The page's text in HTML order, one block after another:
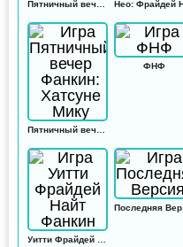
ФНФ